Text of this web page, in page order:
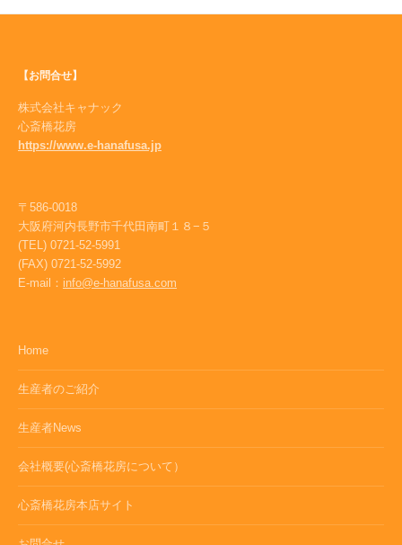
よ
【お問合せ】
株式会社キャナック
心斎橋花房
https://www.e-hanafusa.jp
〒586-0018
大阪府河内長野市千代田南町１８−５
(TEL) 0721-52-5991
(FAX) 0721-52-5992
E-mail： info@e-hanafusa.com
Home
生産者のご紹介
生産者News
会社概要(心斎橋花房について）
心斎橋花房本店サイト